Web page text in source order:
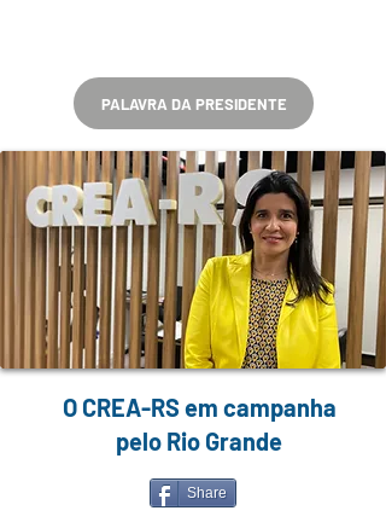
PALAVRA DA PRESIDENTE
O CREA-RS em campanha
pelo Rio Grande
Share